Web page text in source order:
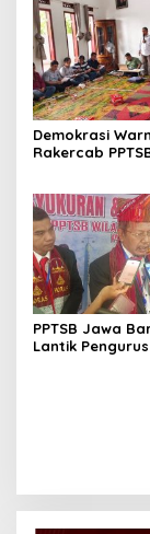
Diskriminasi di
Demokrasi
Rakercab
PPTSB Jawa
Lantik